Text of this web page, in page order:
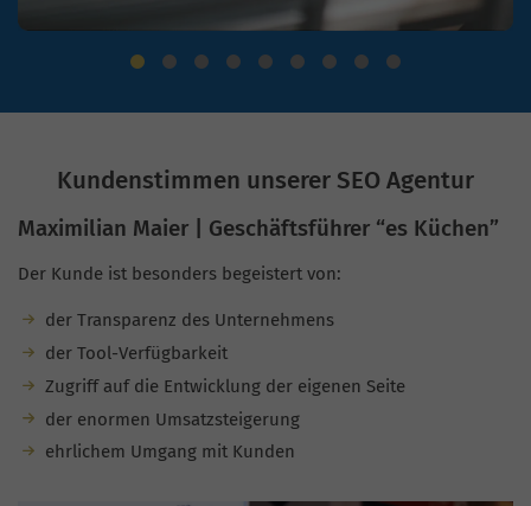
Kundenstimmen unserer SEO Agentur
Maximilian Maier | Geschäftsführer “es Küchen”
Der Kunde ist besonders begeistert von:
der Transparenz des Unternehmens
der Tool-Verfügbarkeit
Zugriff auf die Entwicklung der eigenen Seite
der enormen Umsatzsteigerung
ehrlichem Umgang mit Kunden